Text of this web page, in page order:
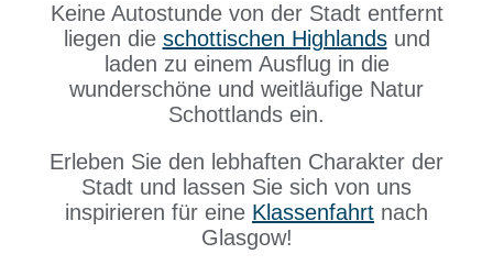
Keine Autostunde von der Stadt entfernt
liegen die schottischen Highlandsund
laden zu einem Ausflug in die
wunderschöne und weitläufige Natur
Schottlands ein.
Erleben Sie den lebhaften Charakter der
Stadt und lassen Sie sich von uns
inspirieren für eine Klassenfahrt nach
Glasgow!